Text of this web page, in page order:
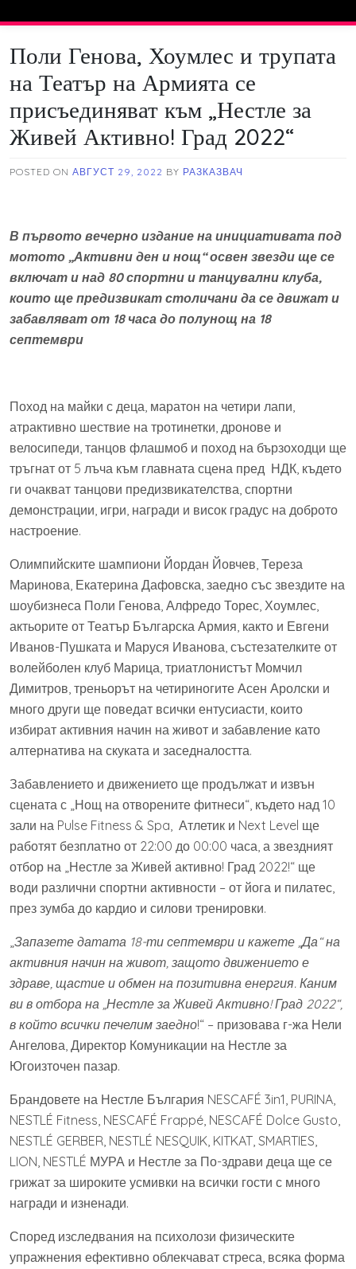
to
content
Поли Генова, Хоумлес и трупата
на Театър на Армията се
присъединяват към „Нестле за
Живей Активно! Град 2022“
POSTED ON АВГУСТ 29, 2022 BY РАЗКАЗВАЧ
В първото вечерно издание на инициативата под
мотото „Активни ден и нощ“ освен звезди ще се
включат и над 80 спортни и танцувални клуба,
които ще предизвикат столичани да се движат и
забавляват от 18 часа до полунощ на 18
септември
Поход на майки с деца, маратон на четири лапи,
атрактивно шествие на тротинетки, дронове и
велосипеди, танцов флашмоб и поход на бързоходци ще
тръгнат от 5 лъча към главната сцена пред НДК, където
ги очакват танцови предизвикателства, спортни
демонстрации, игри, награди и висок градус на доброто
настроение.
Олимпийските шампиони Йордан Йовчев, Тереза
Маринова, Екатерина Дафовска, заедно със звездите на
шоубизнеса Поли Генова, Алфредо Торес, Хоумлес,
актьорите от Театър Българска Армия, както и Евгени
Иванов-Пушката и Маруся Иванова, състезателките от
волейболен клуб Марица, триатлонистът Момчил
Димитров, треньорът на четириногите Асен Аролски и
много други ще поведат всички ентусиасти, които
избират активния начин на живот и забавление като
алтернатива на скуката и заседналостта.
Забавлението и движението ще продължат и извън
сцената с „Нощ на отворените фитнеси“, където над 10
зали на Pulse Fitness & Spa, Атлетик и Next Level ще
работят безплатно от 22:00 до 00:00 часа, а звездният
отбор на „Нестле за Живей активно! Град 2022!“ ще
води различни спортни активности – от йога и пилатес,
през зумба до кардио и силови тренировки.
„Запазете датата 18-ти септември и кажете „Да“ на
активния начин на живот, защото движението е
здраве, щастие и обмен на позитивна енергия. Каним
ви в отбора на „Нестле за Живей Активно! Град 2022“,
в който всички печелим заедно!“ – призовава г-жа Нели
Ангелова, Директор Комуникации на Нестле за
Югоизточен пазар.
Брандовете на Нестле България NESCAFÉ 3in1, PURINA,
NESTLÉ Fitness, NESCAFÉ Frappé, NESCAFÉ Dolce Gusto,
NESTLÉ GERBER, NESTLÉ NESQUIK, KITKAT, SMARTIES,
LION, NESTLÉ МУРА и Нестле за По-здрави деца ще се
грижат за широките усмивки на всички гости с много
награди и изненади.
Според изследвания на психолози физическите
упражнения ефективно облекчават стреса, всяка форма